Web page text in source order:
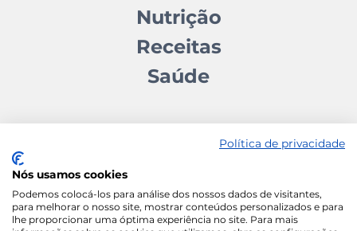
Nutrição
Receitas
Saúde
Contactos Quem somos Autores
Estatuto Editorial
Ficha Técnica
Manifesto
Política de privacidade
Nós usamos cookies
Podemos colocá-los para análise dos nossos dados de visitantes,
para melhorar o nosso site, mostrar conteúdos personalizados e para
lhe proporcionar uma óptima experiência no site. Para mais